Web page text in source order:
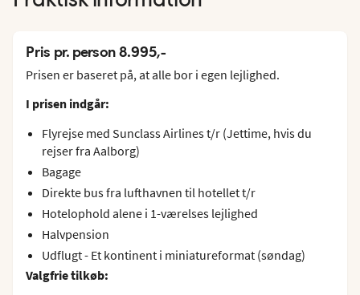
Pris pr. person 8.995,-
Prisen er baseret på, at alle bor i egen lejlighed.
I prisen indgår:
Flyrejse med Sunclass Airlines t/r (Jettime, hvis du
rejser fra Aalborg)
Bagage
Direkte bus fra lufthavnen til hotellet t/r
Hotelophold alene i 1-værelses lejlighed
Halvpension
Udflugt - Et kontinent i miniatureformat (søndag)
Valgfrie tilkøb: